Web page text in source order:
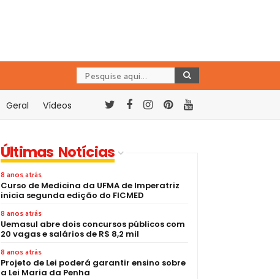
Geral Vídeos
Últimas Notícias
8 anos atrás
Curso de Medicina da UFMA de Imperatriz
inicia segunda edição do FICMED
8 anos atrás
Uemasul abre dois concursos públicos com
20 vagas e salários de R$ 8,2 mil
8 anos atrás
Projeto de Lei poderá garantir ensino sobre
a Lei Maria da Penha